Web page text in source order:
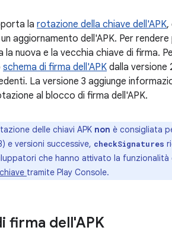
la rotazione della chiave dell'APK,
aggiornamento dell'APK. Per
nuova e la vecchia chiave di firma.
schema di firma dell'APK dalla versione
La versione 3 aggiunge
al blocco di firma dell'APK.
delle chiavi APK non è consigliata
e versioni successive, checkSignatures
che hanno attivato la
tramite Play Console.
firma dell'APK